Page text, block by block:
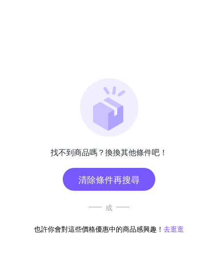
找不到商品嗎？換換其他條件吧！
清除條件再搜尋
或
也許你會對這些價格優惠中的商品感興趣！ 去逛逛